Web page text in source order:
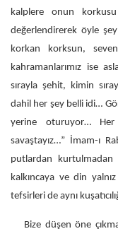
kalplere onun
değerlendirerek öyle
korkan korksun,
kahramanlarımız ise
sırayla şehit, kimin
dahil her şey belli idi…
yerine oturuyor…
savaştayız…” İmam-ı
putlardan kurtulmadan
kalkıncaya ve din
tefsirleri de aynı
Bize düşen öne